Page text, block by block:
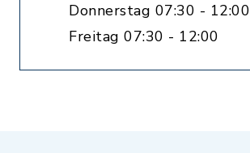
Donnerstag 07:30 - 12:00
Freitag 07:30 - 12:00